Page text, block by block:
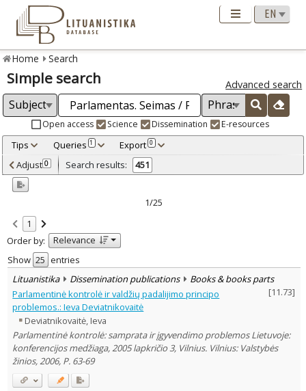
Home Search
Simple search Advanced search
Open access Science Dissemination E-resources
Tips Queries 1 Export 0
Adjusted by criteria 0
Year
Refine
Open access
Scientific publications 436
Dissemination publications
Document Type:
Books & books parts 178
Journal articles 264
Dissertations 9
Subject area:
Education 1
Economics 2
Philosophy 2
History
Linguistics 8
Adjust 0 Search results: 451
1/25
1
Order by:
Relevance
Show
entries
Lituanistika
Dissemination publications
Books & books parts
[11.73]
Parlamentinė kontrolė ir valdžių padalijimo principo
problemos.: Ieva Deviatnikovaitė
Deviatnikovaitė, Ieva
Parlamentinė kontrolė: samprata ir įgyvendimo problemos Lietuvoje:
konferencijos medžiaga, 2005 lapkričio 3, Vilnius. Vilnius: Valstybės
žinios, 2006, P. 63-69